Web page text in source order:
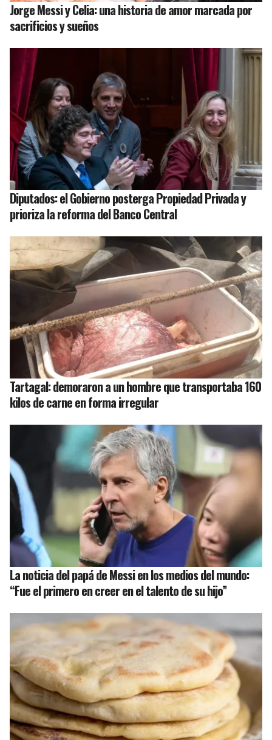
Jorge Messi y Celia: una historia de amor marcada por
sacrificios y sueños
Diputados: el Gobierno posterga Propiedad Privada y
prioriza la reforma del Banco Central
Tartagal: demoraron a un hombre que transportaba 160
kilos de carne en forma irregular
La noticia del papá de Messi en los medios del mundo:
“Fue el primero en creer en el talento de su hijo”